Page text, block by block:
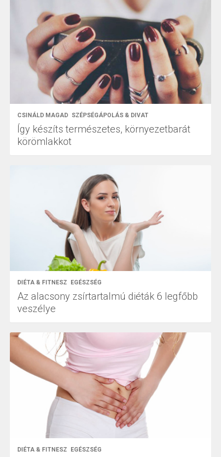
CSINÁLD MAGAD SZÉPSÉGÁPOLÁS & DIVAT
Így készíts természetes, környezetbarát
körömlakkot
DIÉTA & FITNESZ EGÉSZSÉG
Az alacsony zsírtartalmú diéták 6 legfőbb
veszélye
DIÉTA & FITNESZ EGÉSZSÉG